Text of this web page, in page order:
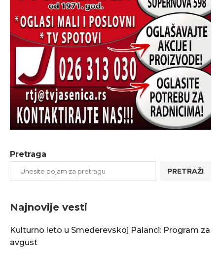
Pretraga
PRETRAŽI
Najnovije vesti
Kulturno leto u Smederevskoj Palanci: Program za
avgust